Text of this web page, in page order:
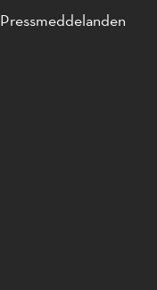
Pressmeddelanden